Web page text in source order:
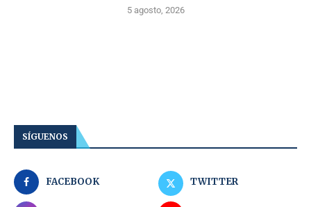
5 agosto, 2026
SÍGUENOS
FACEBOOK TWITTER